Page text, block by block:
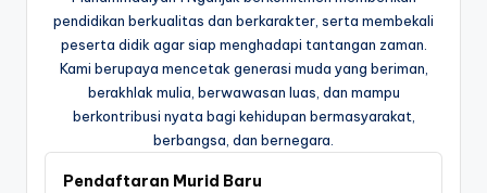
pendidikan berkualitas dan berkarakter, serta membekali
peserta didik agar siap menghadapi tantangan zaman.
Kami berupaya mencetak generasi muda yang beriman,
berakhlak mulia, berwawasan luas, dan mampu
berkontribusi nyata bagi kehidupan bermasyarakat,
berbangsa, dan bernegara.
Pendaftaran Murid Baru